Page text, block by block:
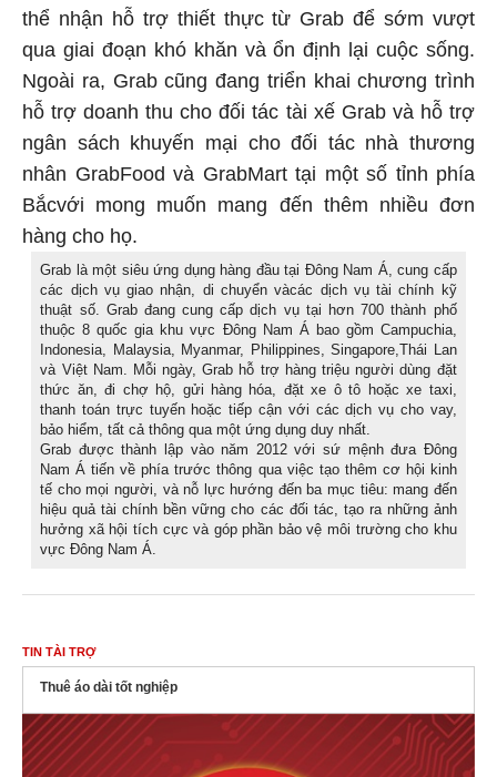
thể nhận hỗ trợ thiết thực từ Grab để sớm vượt
qua giai đoạn khó khăn và ổn định lại cuộc sống.
Ngoài ra, Grab cũng đang triển khai chương trình
hỗ trợ doanh thu cho đối tác tài xế Grab và hỗ trợ
ngân sách khuyến mại cho đối tác nhà thương
nhân GrabFood và GrabMart tại một số tỉnh phía
Bắcvới mong muốn mang đến thêm nhiều đơn
hàng cho họ.
Grab là một siêu ứng dụng hàng đầu tại Đông Nam Á, cung cấp
các dịch vụ giao nhận, di chuyển vàcác dịch vụ tài chính kỹ
thuật số. Grab đang cung cấp dịch vụ tại hơn 700 thành phố
thuộc 8 quốc gia khu vực Đông Nam Á bao gồm Campuchia,
Indonesia, Malaysia, Myanmar, Philippines, Singapore,Thái Lan
và Việt Nam. Mỗi ngày, Grab hỗ trợ hàng triệu người dùng đặt
thức ăn, đi chợ hộ, gửi hàng hóa, đặt xe ô tô hoặc xe taxi,
thanh toán trực tuyến hoặc tiếp cận với các dịch vụ cho vay,
bảo hiểm, tất cả thông qua một ứng dụng duy nhất.
Grab được thành lập vào năm 2012 với sứ mệnh đưa Đông
Nam Á tiến về phía trước thông qua việc tạo thêm cơ hội kinh
tế cho mọi người, và nỗ lực hướng đến ba mục tiêu: mang đến
hiệu quả tài chính bền vững cho các đối tác, tạo ra những ảnh
hưởng xã hội tích cực và góp phần bảo vệ môi trường cho khu
vực Đông Nam Á.
TIN TÀI TRỢ
Thuê áo dài tốt nghiệp